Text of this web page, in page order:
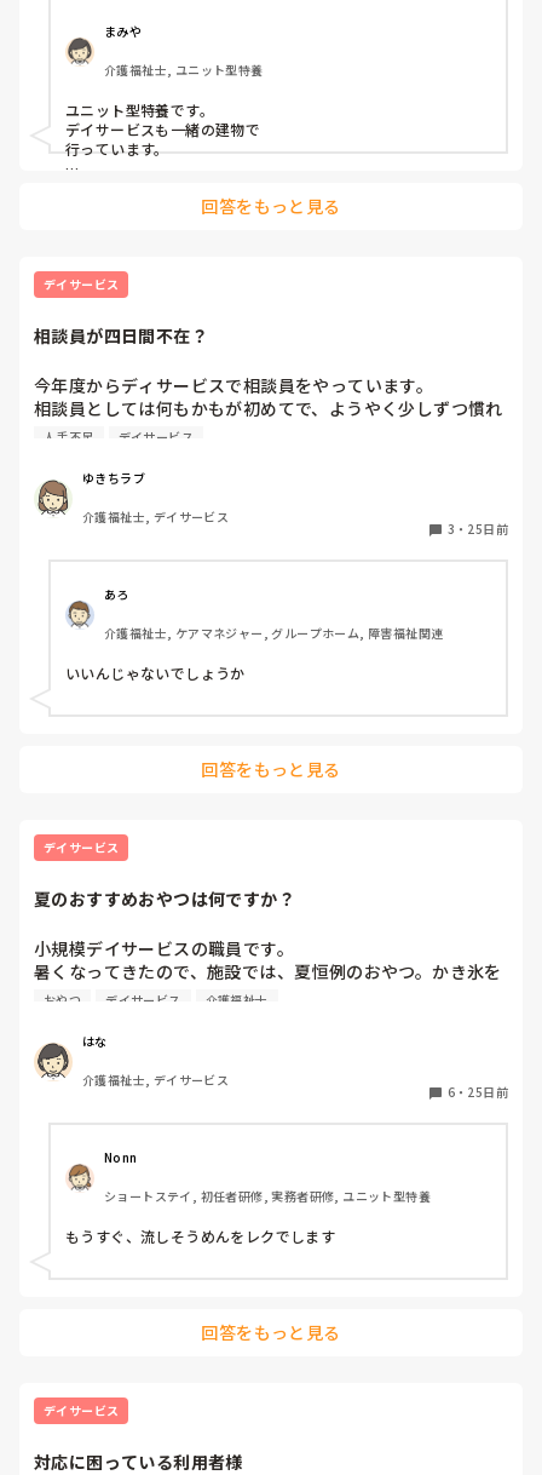
まみや
介護福祉士, ユニット型特養
ユニット型特養です。
デイサービスも一緒の建物で
行っています。
一緒の献立になっています。
お昼は、作ってるのは見た事ない
回答をもっと見る
デイサービス
相談員が四日間不在？
今年度からディサービスで相談員をやっています。
相談員としては何もかもが初めてで、ようやく少しずつ慣れ
てきました。
10月に法事があり有休も付くので、法事も兼ねて観光もした
いなと思っています。
ただそうなると四日間休む事になります。
理者にそれとなく聞いてみました。
休んでも大丈夫とは言われたけど、今まで管理者も含めて四
連休は取ったことないと言われました。
ただでさえ現場に人がいなくて、私も午前中はフロアに出る
が、やはり良くは思わないのでしょうか？
💦
今までは気にせず連休取ってましたけど、相談員が四日間不
在って有り得るのか？と疑問に思っています。
結局私が不在時は管理者の負担が増えてしまう事にもなりま
す💦💦
でも月中ならそんなに忙しくもないし、四日間くらいいなく
ても……って思う自分もいます💦💦
人手不足 デイサービス
ゆきちラブ
介護福祉士, デイサービス
3 ・ 25日前
あろ
介護福祉士, ケアマネジャー, グループホーム, 障害福祉関連
いいんじゃないでしょうか
回答をもっと見る
デイサービス
夏のおすすめおやつは何ですか？
小規模デイサービスの職員です。
暑くなってきたので、施設では、夏恒例のおやつ。かき氷を
来週から始めようと思ってます。
みなさまのデイサービスでは、夏はどのようなおやつを出し
ますか？
また、夏ならではのアクティビティがあれば教えていただき
おやつ デイサービス 介護福祉士
はな
介護福祉士, デイサービス
6・ 25日前
Nonn
ショートステイ, 初任者研修, 実務者研修, ユニット型特養
もうすぐ、流しそうめんをレクでします
回答をもっと見る
デイサービス
対応に困っている利用者様